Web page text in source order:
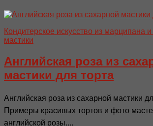
Кондитерское искусство из марципана
мастики
Английская роза из
мастики для торта
Английская роза из сахарной мастики
Примеры красивых тортов и фото
английской розы....